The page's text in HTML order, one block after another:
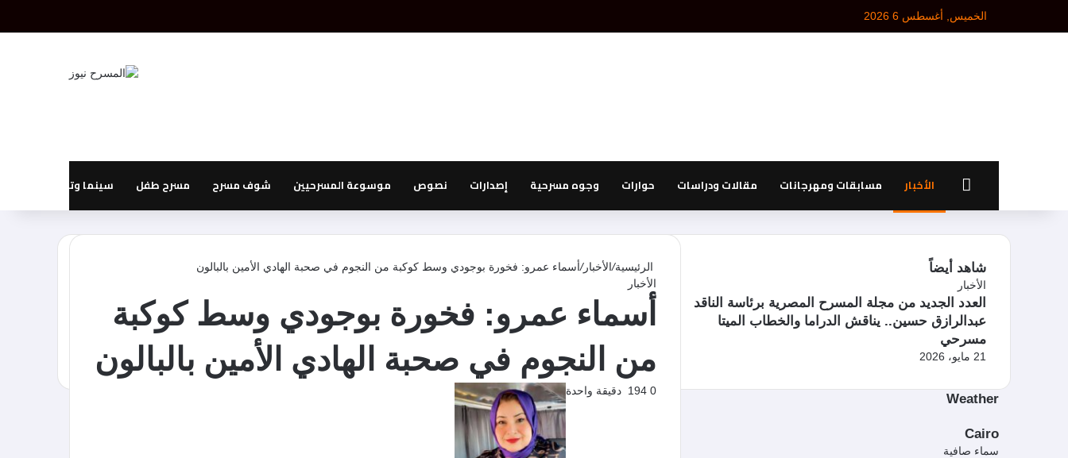
الخميس, أغسطس 6 2026
الرئيسيةالأخبار مسابقات ومهرجانات مقالات ودراسات حوارات وجوه مسرحية إصدارات نصوص موسوعة المسرحيين شوف مسرح مسرح طفل سينما وتليفزيون
الرئيسية/الأخبار/أسماء عمرو: فخورة بوجودي وسط كوكبة من النجوم في صحبة الهادي الأمين بالبالون
الأخبار
أسماء عمرو: فخورة بوجودي وسط كوكبة
من النجوم في صحبة الهادي الأمين بالبالون
0 دقيقة واحدة
شاهد أيضاً
إ
ل
ق
الأخبار
العدد الجديد من مجلة المسرح المصرية برئاسة الناقد
عبدالرازق حسين.. يناقش الدراما والخطاب الميتا
مسرحي
21 مايو، 2026
Weather
Cairo
سماء صافية